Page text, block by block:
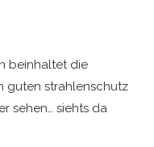
beinhaltet die
guten strahlenschutz
sehen… siehts da